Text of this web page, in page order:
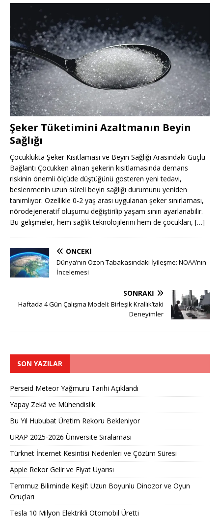
Şeker Tüketimini Azaltmanın Beyin
Sağlığı
Çocuklukta Şeker Kısıtlaması ve Beyin Sağlığı Arasındaki Güçlü
Bağlantı Çocukken alınan şekerin kısıtlamasında demans
riskinin önemli ölçüde düştüğünü gösteren yeni tedavi,
beslenmenin uzun süreli beyin sağlığı durumunu yeniden
tanımlıyor. Özellikle 0-2 yaş arası uygulanan şeker sınırlaması,
nörodejeneratif oluşumu değiştirilip yaşam sınırı ayarlanabilir.
Bu gelişmeler, hem sağlık teknolojilerini hem de çocukları, […]
ÖNCEKI
Dünya’nın Ozon Tabakasındaki İyileşme: NOAA’nın
İncelemesi
SONRAKI
Haftada 4 Gün Çalışma Modeli: Birleşik Krallık’taki
Deneyimler
SON YAZILAR
Perseid Meteor Yağmuru Tarihi Açıklandı
Yapay Zekâ ve Mühendislik
Bu Yıl Hububat Üretim Rekoru Bekleniyor
URAP 2025-2026 Üniversite Sıralaması
Türknet İnternet Kesintisi Nedenleri ve Çözüm Süresi
Apple Rekor Gelir ve Fiyat Uyarısı
Temmuz Biliminde Keşif: Uzun Boyunlu Dinozor ve Oyun
Oruçları
Tesla 10 Milyon Elektrikli Otomobil Üretti